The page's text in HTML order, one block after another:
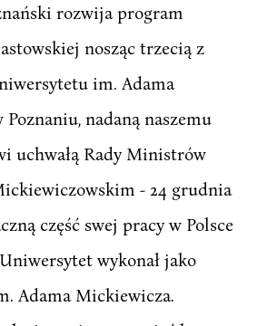
rozwija program
nosząc trzecią z
im. Adama
nadaną naszemu
uchwałą Rady Ministrów
- 24 grudnia
część swej pracy w Polsce
wykonał jako
Adama Mickiewicza.